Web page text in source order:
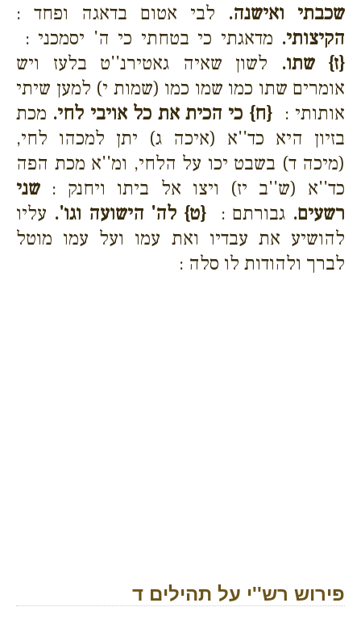
שכבתי ואישנה. לבי אטום בדאגה ופחד :
הקיצותי. מדאגתי כי בטחתי כי ה' יסמכני :
{ז} שתו. לשון שאיה גאטירנ''ט בלעז ויש
אומרים שתו כמו שמו כמו (שמות י) למען שיתי
אותותי :{ח} כי הכית את כל אויבי לחי. מכת
בזיון היא כד''א (איכה ג) יתן למכהו לחי,
(מיכה ד) בשבט יכו על הלחי, ומ''א מכת הפה
כד''א (ש''ב יז) ויצו אל ביתו ויחנק : שני
רשעים. גבורתם : {ט} לה' הישועה וגו'. עליו
להושיע את עבדיו ואת עמו ועל עמו מוטל
לברך ולהודות לו סלה :
פירוש רש''י על תהילים ד